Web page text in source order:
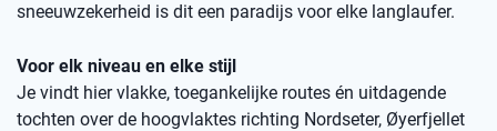
sneeuwzekerheid is dit een paradijs voor elke langlaufer.
Voor elk niveau en elke stijl
Je vindt hier vlakke, toegankelijke routes én uitdagende
tochten over de hoogvlaktes richting Nordseter, Øyerfjellet